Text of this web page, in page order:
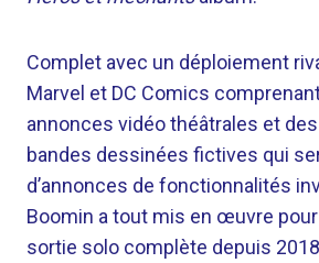
Complet avec un déploiement
Marvel et DC Comics
annonces vidéo théâtrales et
bandes dessinées fictives qui
d’annonces de fonctionnalités
Boomin a tout mis en œuvre
sortie solo complète depuis